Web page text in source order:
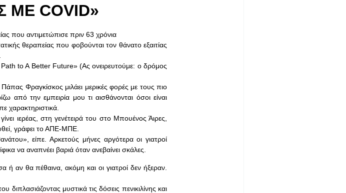
COVID»
που αντιμετώπισε πριν 63 χρόνια
θεραπείας που φοβούνται τον θάνατο εξαιτίας
to A Better Future» (Ας ονειρευτούμε: ο δρόμος
Φραγκίσκος μιλάει μερικές φορές με τους πιο
την εμπειρία μου τι αισθάνονται όσοι είναι
χαρακτηριστικά.
ιερέας, στη γενέτειρά του στο Μπουένος Άιρες,
γράφει το ΑΠΕ-ΜΠΕ.
είπε. Αρκετούς μήνες αργότερα οι γιατροί
να αναπνέει βαριά όταν ανεβαίνει σκάλες.
αν θα πέθαινα, ακόμη και οι γιατροί δεν ήξεραν.
μυστικά τις δόσεις πενικιλίνης και